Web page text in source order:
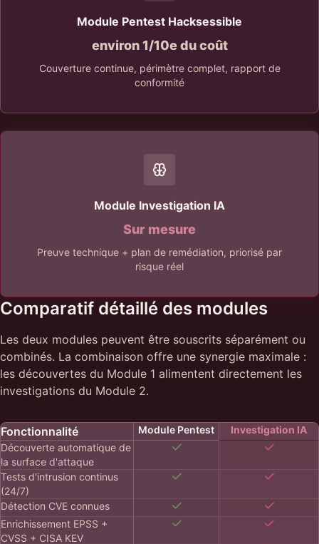
Module Pentest Hacksessible
environ 1/10e du coût
Couverture continue, périmètre complet, rapport de
conformité
Module Investigation IA
Sur mesure
Preuve technique + plan de remédiation, priorisé par
risque réel
Comparatif détaillé des modules
Les deux modules peuvent être souscrits séparément ou
combinés. La combinaison offre une synergie maximale :
les découvertes du Module 1 alimentent directement les
investigations du Module 2.
Fonctionnalité Module Pentest
Investigation IA
Découverte automatique de
la surface d'attaque
Tests d'intrusion continus
(24/7)
Détection CVE connues
Enrichissement EPSS +
CVSS + CISA KEV